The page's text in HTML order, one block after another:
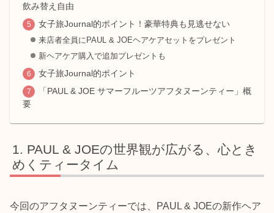
飲み替え自由
女子旅Journal的ポイント！豪華特典も見逃せない
来店者全員にPAUL & JOEヘアケアセットをプレゼント
新ヘアケア購入で追加プレゼントも
女子旅Journal的ポイント
「PAUL & JOE サマーフルーツアフタヌーンティー」概
要
PAUL & JOEの世界観が広がる、心とき
めくティータイム
今回のアフタヌーンティーでは、PAUL & JOEの新作ヘア